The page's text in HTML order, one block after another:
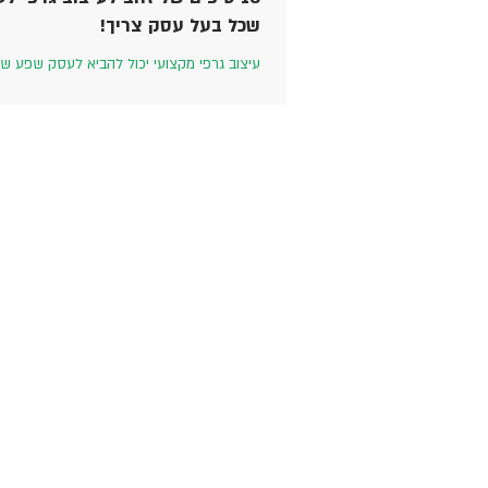
שכל בעל עסק צריך!
עיצוב גרפי מקצועי יכול להביא לעסק שפע של